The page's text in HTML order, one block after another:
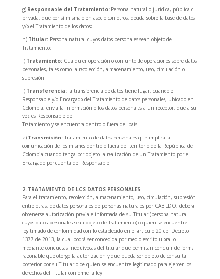
g) Responsable del Tratamiento:Persona natural o jurídica, pública o
privada, que por sí misma o en asocio con otros, decida sobre la base de datos
y/o el Tratamiento de los datos;
h) Titular:Persona natural cuyos datos personales sean objeto de
Tratamiento;
i) Tratamiento:Cualquier operación o conjunto de operaciones sobre datos
personales, tales como la recolección, almacenamiento, uso, circulación o
supresión.
j) Transferencia:la transferencia de datos tiene lugar, cuando el
Responsable y/o Encargado del Tratamiento de datos personales, ubicado en
Colombia, envía la información o los datos personales a un receptor, que a su
vez es Responsable del
Tratamiento y se encuentra dentro o fuera del país.
k) Transmisión:Tratamiento de datos personales que implica la
comunicación de los mismos dentro o fuera del territorio de la República de
Colombia cuando tenga por objeto la realización de un Tratamiento por el
Encargado por cuenta del Responsable.
2. TRATAMIENTO DE LOS DATOS PERSONALES
Para el tratamiento, recolección, almacenamiento, uso, circulación, supresión
entre otras, de datos personales de personas naturales por CABILDO, deberá
obtenerse autorización previa e informada de su Titular (persona natural
cuyos datos personales sean objeto de Tratamiento) o quien se encuentre
legitimado de conformidad con lo establecido en el artículo 20 del Decreto
1377 de 2013, la cual podrá ser concedida por medio escrito u oral o
mediante conductas inequívocas del titular que permitan concluir de forma
razonable que otorgó la autorización y que pueda ser objeto de consulta
posterior por su Titular o de quien se encuentre legitimado para ejercer los
derechos del Titular conforme la ley.